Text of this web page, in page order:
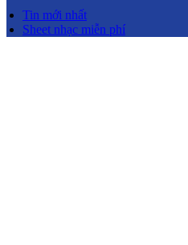
Tin mới nhất
Sheet nhạc miễn phí